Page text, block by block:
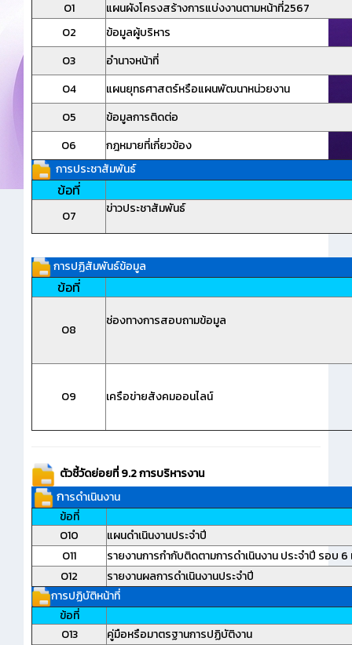
O1
แผนผังโครงสร้างการแบ่งงานตามหน้าที่2567
O2
ข้อมูลผู้บริหาร
O3
อำนาจหน้าที่
O4
แผนยุทธศาสตร์หรือแผนพัฒนาหน่วยงาน
O5
ข้อมูลการติดต่อ
O6
กฎหมายที่เกี่ยวข้อง
การประชาสัมพันธ์
ข้อที่
O7 ข่าวประชาสัมพันธ์
การปฏิสัมพันธ์ข้อมูล
ข้อที่
O8
ช่องทางการสอบถามข้อมูล
O9 เครือข่ายสังคมออนไลน์
ตัวชี้วัดย่อยที่ 9.2 การบริหารงาน
การดำเนินงาน
ข้อที่
O10
แผนดำเนินงานประจำปี
O11
รายงานการกำกับติดตามการดำเนินงาน ประจำปี รอบ 6
O12
รายงานผลการดำเนินงานประจำปี
การปฏิบัติหน้าที่
ข้อที่
O13
คู่มือหรือมาตรฐานการปฏิบัติงาน